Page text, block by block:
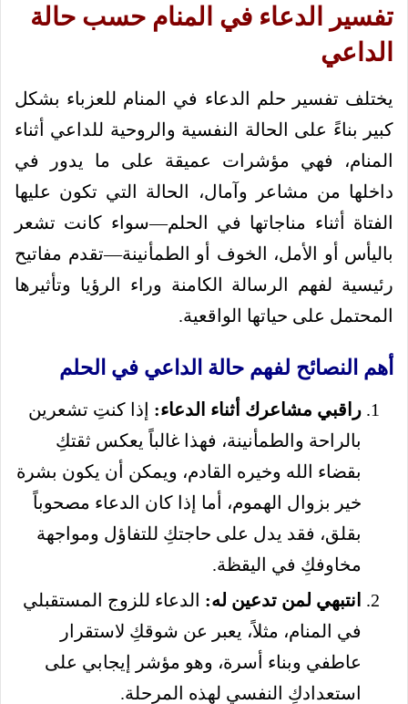
تفسير الدعاء في المنام حسب حالة
الداعي
يختلف تفسير حلم الدعاء في المنام للعزباء بشكل
كبير بناءً على الحالة النفسية والروحية للداعي أثناء
المنام، فهي مؤشرات عميقة على ما يدور في
داخلها من مشاعر وآمال، الحالة التي تكون عليها
الفتاة أثناء مناجاتها في الحلم—سواء كانت تشعر
باليأس أو الأمل، الخوف أو الطمأنينة—تقدم مفاتيح
رئيسية لفهم الرسالة الكامنة وراء الرؤيا وتأثيرها
المحتمل على حياتها الواقعية.
أهم النصائح لفهم حالة الداعي في الحلم
راقبي مشاعرك أثناء الدعاء: إذا كنتِ تشعرين
بالراحة والطمأنينة، فهذا غالباً يعكس ثقتكِ
بقضاء الله وخيره القادم، ويمكن أن يكون بشرة
خير بزوال الهموم، أما إذا كان الدعاء مصحوباً
بقلق، فقد يدل على حاجتكِ للتفاؤل ومواجهة
مخاوفكِ في اليقظة.
انتبهي لمن تدعين له: الدعاء للزوج المستقبلي
في المنام، مثلاً، يعبر عن شوقكِ لاستقرار
عاطفي وبناء أسرة، وهو مؤشر إيجابي على
استعدادكِ النفسي لهذه المرحلة.